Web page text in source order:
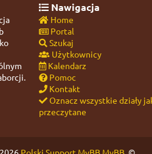
Nawigacja
Home
Portal
Szukaj
Użytkownicy
Kalendarz
Pomoc
Kontakt
Oznacz wszystkie działy
przeczytane